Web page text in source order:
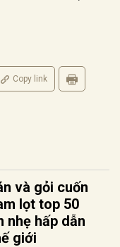
Copy link
và gỏi cuốn
lọt top 50
nhẹ hấp dẫn
giới